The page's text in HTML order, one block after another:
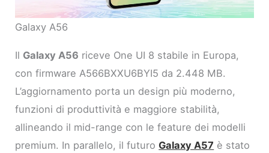
Galaxy A56
Il Galaxy A56 riceve One UI 8 stabile in Europa,
con firmware A566BXXU6BYI5 da 2.448 MB.
L’aggiornamento porta un design più moderno,
funzioni di produttività e maggiore stabilità,
allineando il mid-range con le feature dei modelli
premium. In parallelo, il futuroGalaxy A57 è stato